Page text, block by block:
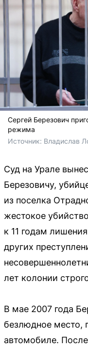
Сергей Березович
режима
Источник: Владислав
Суд на Урале
Березовичу,
из поселка
жестокое
к 11 годам
других
лет колонии
В мае 2007 года
безлюдное место,
автомобиле.